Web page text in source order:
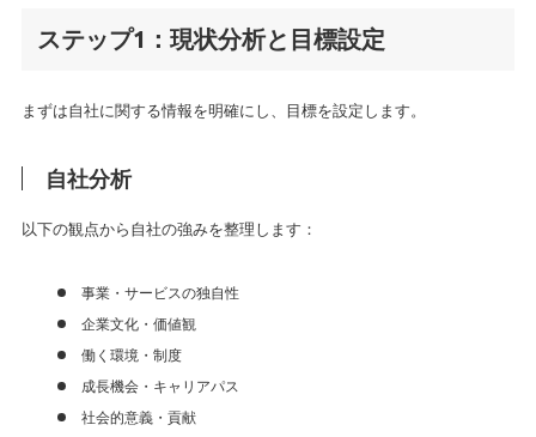
ステップ1：現状分析と目標設定
まずは自社に関する情報を明確にし、目標を設定します。
自社分析
以下の観点から自社の強みを整理します：
事業・サービスの独自性
企業文化・価値観
働く環境・制度
成長機会・キャリアパス
社会的意義・貢献